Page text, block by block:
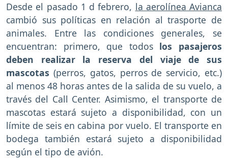
Desde el pasado 1 d febrero, la aerolínea Avianca
cambió sus políticas en relación al trasporte de
animales. Entre las condiciones generales, se
encuentran: primero, que todoslos pasajeros
deben realizar la reserva del viaje de sus
mascotas (perros, gatos, perros de servicio, etc.)
al menos 48 horas antes de la salida de su vuelo, a
través del Call Center. Asimismo, el transporte de
mascotas estará sujeto a disponibilidad, con un
límite de seis en cabina por vuelo. El transporte en
bodega también estará sujeto a disponibilidad
según el tipo de avión.